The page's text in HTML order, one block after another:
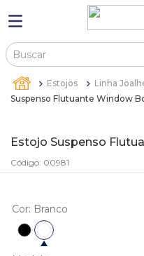
Buscar
Estojos Linha
Suspenso Flutuante Window
Estojo Suspenso
Código: 00981
Cor: Branco
1º
3º
4º